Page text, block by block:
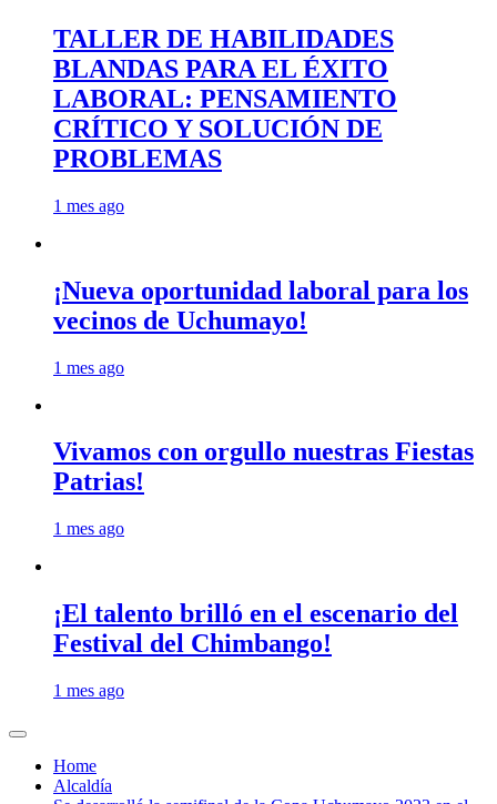
TALLER DE HABILIDADES
BLANDAS PARA EL ÉXITO
LABORAL: PENSAMIENTO
CRÍTICO Y SOLUCIÓN DE
PROBLEMAS
1 mes ago
¡Nueva oportunidad laboral para los
vecinos de Uchumayo!
1 mes ago
Vivamos con orgullo nuestras Fiestas
Patrias!
1 mes ago
¡El talento brilló en el escenario del
Festival del Chimbango!
1 mes ago
Home
Alcaldía